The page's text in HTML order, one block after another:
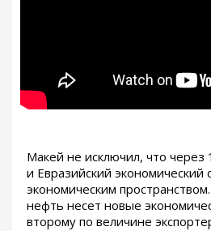
Макей не исключил, что через
и Евразийский
экономическим
нефть несет новые
второму по величине